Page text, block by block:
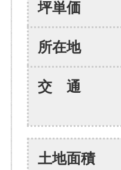
坪単価
所在地
交 通
土地面積